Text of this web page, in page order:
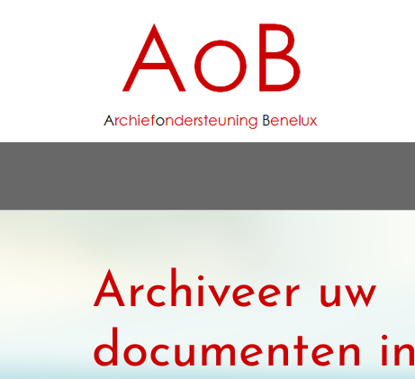
Archiveer uw
documenten in